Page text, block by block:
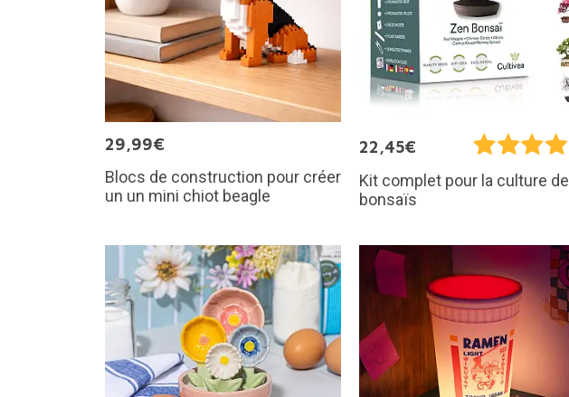
29,99€
Blocs de construction pour créer
un un mini chiot beagle
22,45€
Kit complet pour la culture de
bonsaïs